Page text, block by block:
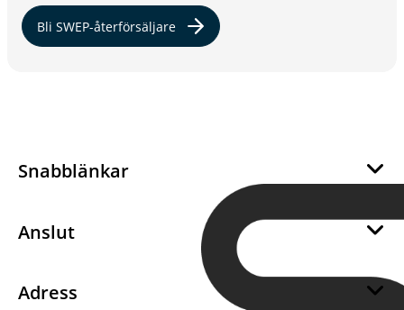
Bli SWEP-återförsäljare
Snabblänkar
Hållbarhet
Kakor
Anslut
Bli en SWEP-leverantör
Adress